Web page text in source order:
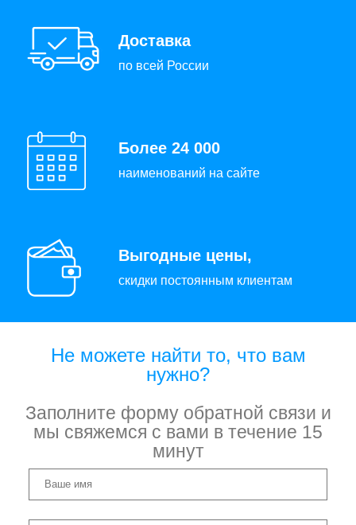
Доставка
по всей России
Более 24 000
наименований на сайте
Выгодные цены,
скидки постоянным клиентам
Не можете найти то, что вам
нужно?
Заполните форму обратной связи и
мы свяжемся с вами в течение 15
минут